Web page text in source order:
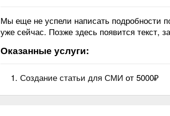
Мы еще не успели написать подробности
уже сейчас. Позже здесь появится текст,
Оказанные услуги:
Создание статьи для СМИ от 5000₽